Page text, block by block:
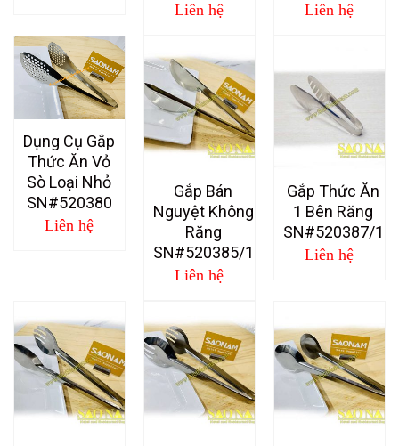
Liên hệ Liên hệ
Dụng Cụ Gắp
Thức Ăn Vỏ
Sò Loại Nhỏ
SN#520380
Liên hệ
Gắp Bán
Nguyệt Không
Răng
SN#520385/1
Liên hệ
Gắp Thức Ăn
1 Bên Răng
SN#520387/1
Liên hệ